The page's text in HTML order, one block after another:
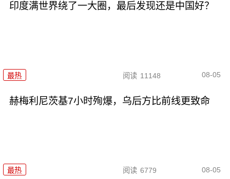
印度满世界绕了一大圈，最后发现还是中国好？
最热 阅读 11148 08-05
赫梅利尼茨基7小时殉爆，乌后方比前线更致命
最热 阅读 6779 08-05